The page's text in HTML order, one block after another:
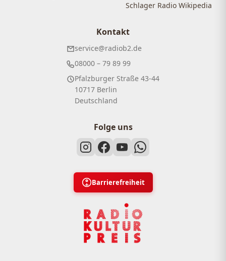
Schlager Radio Wikipedia
Kontakt
service@radiob2.de
08000 – 79 89 99
Pfalzburger Straße 43-44
10717 Berlin
Deutschland
Folge uns
Barrierefreiheit